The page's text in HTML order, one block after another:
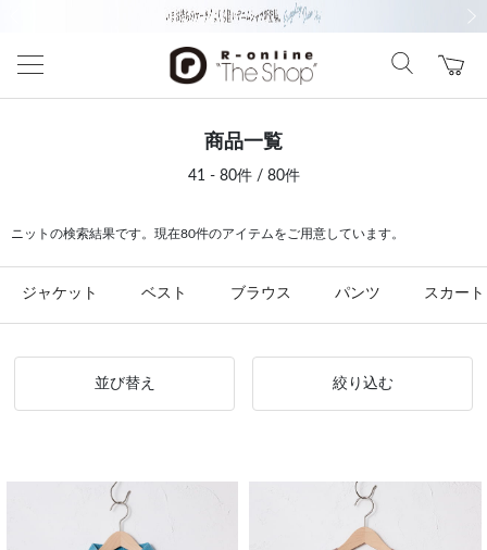
商品一覧
41 - 80件 / 80件
ニットの検索結果です。現在80件のアイテムをご用意しています。
ジャケット ベスト ブラウス パンツ スカート
並び替え 絞り込む